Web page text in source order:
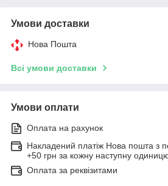
Умови доставки
Нова Пошта
Всі умови доставки
Умови оплати
Оплата на рахунок
Накладений платіж Нова пошта з
+50 грн за кожну наступну
Оплата за реквізитами